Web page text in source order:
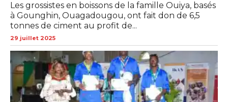
Les grossistes en boissons de la famille Ouiya, basés
à Gounghin, Ouagadougou, ont fait don de 6,5
tonnes de ciment au profit de...
29 juillet 2025